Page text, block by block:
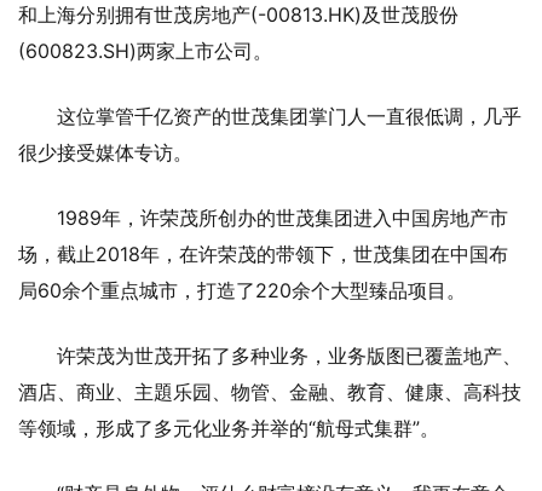
和上海分别拥有世茂房地产(-00813.HK)及世茂股份
(600823.SH)两家上市公司。
这位掌管千亿资产的世茂集团掌门人一直很低调，几乎
很少接受媒体专访。
1989年，许荣茂所创办的世茂集团进入中国房地产市
场，截止2018年，在许荣茂的带领下，世茂集团在中国布
局60余个重点城市，打造了220余个大型臻品项目。
许荣茂为世茂开拓了多种业务，业务版图已覆盖地产、
酒店、商业、主題乐园、物管、金融、教育、健康、高科技
等领域，形成了多元化业务并举的“航母式集群”。